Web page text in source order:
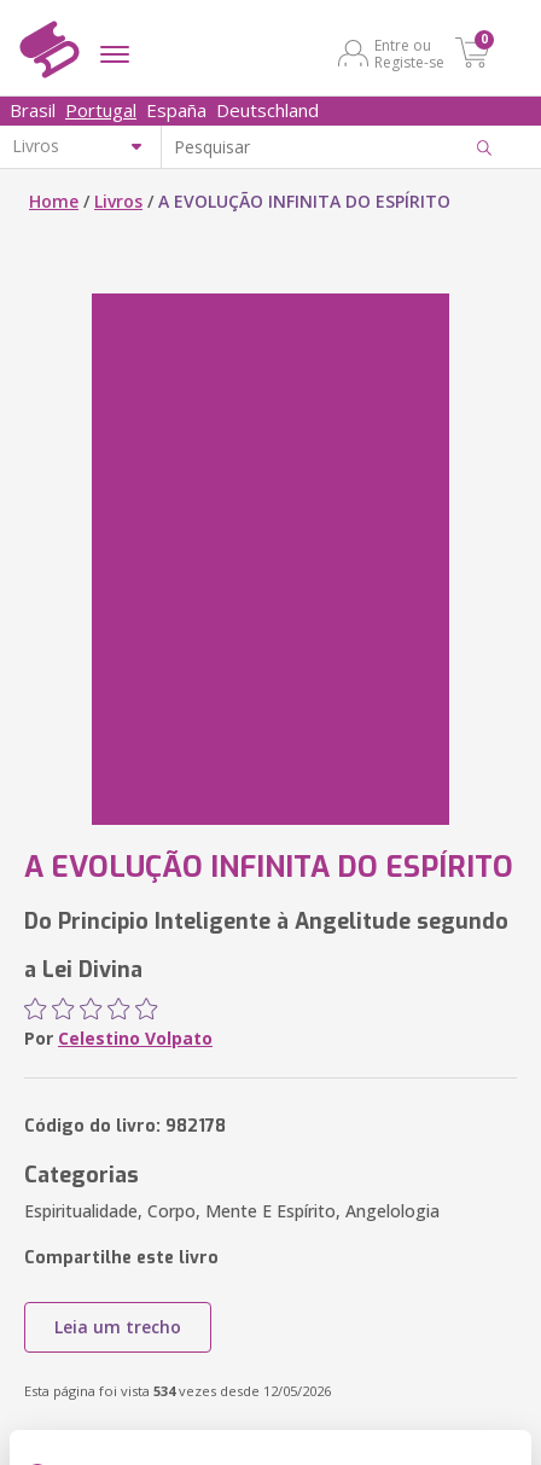
Entre ou
Registe-se
0
Brasil Portugal España Deutschland
Home / Livros /A EVOLUÇÃO INFINITA DO ESPÍRITO
A EVOLUÇÃO INFINITA DO ESPÍRITO
Do Principio Inteligente à Angelitude segundo
a Lei Divina
Por Celestino Volpato
Código do livro: 982178
Categorias
Espiritualidade, Corpo, Mente E Espírito, Angelologia
Compartilhe este livro
Leia um trecho
Esta página foi vista 534vezes desde 12/05/2026